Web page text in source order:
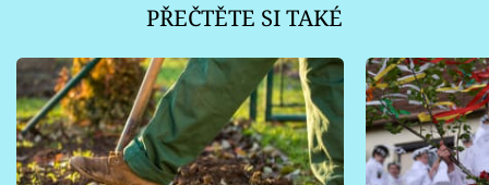
PŘEČTĚTE SI TAKÉ